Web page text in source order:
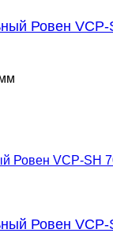
Ровен VCP-
Ровен VCP-